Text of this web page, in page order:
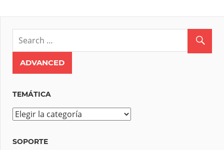
TEMÁTICA
T
m
SOPORTE